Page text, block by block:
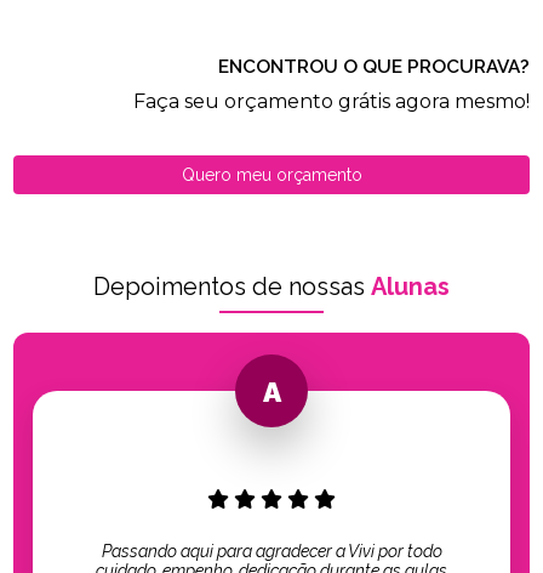
ENCONTROU O QUE PROCURAVA?
Faça seu orçamento grátis agora mesmo!
Quero meu orçamento
Depoimentos de nossas Alunas
Passando aqui para agradecer a Vivi por todo